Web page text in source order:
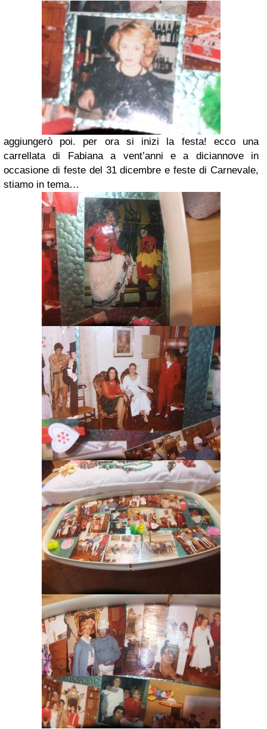
aggiungerò poi. per ora si inizi la festa! ecco una
carrellata di Fabiana a vent’anni e a diciannove in
occasione di feste del 31 dicembre e feste di Carnevale,
stiamo in tema…